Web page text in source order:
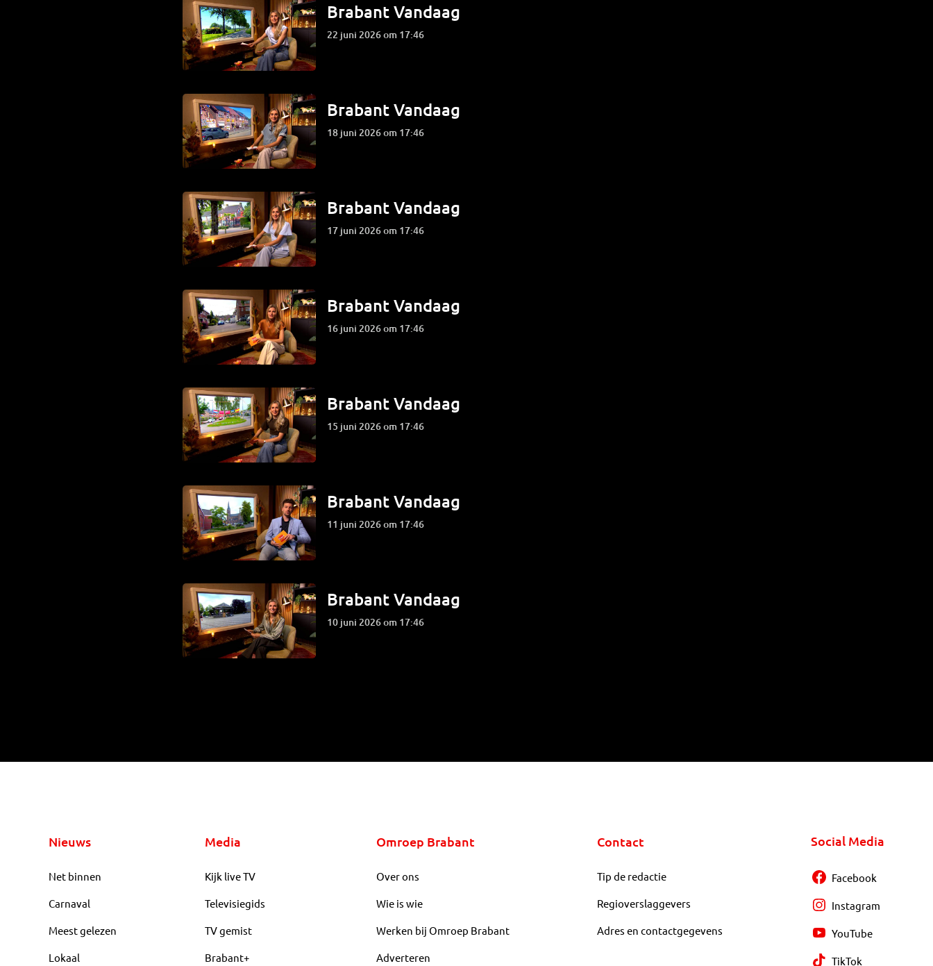
Brabant Vandaag
22 juni 2026 om 17:46
Brabant Vandaag
18 juni 2026 om 17:46
Brabant Vandaag
17 juni 2026 om 17:46
Brabant Vandaag
16 juni 2026 om 17:46
Brabant Vandaag
15 juni 2026 om 17:46
Brabant Vandaag
11 juni 2026 om 17:46
Brabant Vandaag
10 juni 2026 om 17:46
Nieuws
Net binnen
Carnaval
Meest gelezen
Lokaal
Media
Kijk live TV
Televisiegids
TV gemist
Brabant+
Omroep Brabant
Over ons
Wie is wie
Werken bij Omroep Brabant
Adverteren
Contact
Tip de redactie
Regioverslaggevers
Adres en contactgegevens
Social Media
Facebook
Instagram
YouTube
TikTok